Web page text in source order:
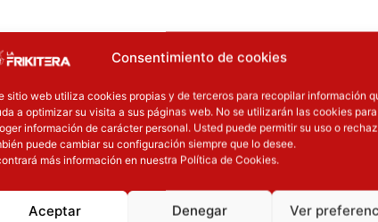
Consentimiento de cookies
sitio web utiliza cookies propias y de terceros para recopilar información
a optimizar su visita a sus páginas web. No se utilizarán las cookies para
información de carácter personal. Usted puede permitir su uso o
puede cambiar su configuración siempre que lo desee.
más información en nuestra Política de Cookies.
Aceptar Denegar Ver
OTROS
original era: 69.90€.El precio actual es: 59.41€.
Inicie sesión
El precio original era: 29.90€.